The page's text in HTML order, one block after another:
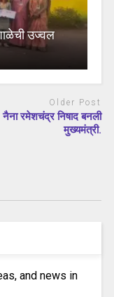
उज्वल
Older Post
नैना रमेशचंद्र निषाद बनली
मुख्यमंत्री.
and news in